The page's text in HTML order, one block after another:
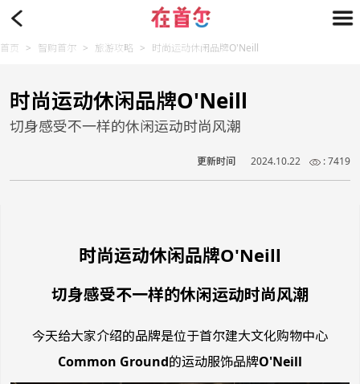
首页 > 智购首尔 > 旅游攻略 > 时尚运动休闲品牌O'Neill
时尚运动休闲品牌O'Neill
切身感受不一样的休闲运动时尚风潮
更新时间 2024.10.22 : 7419
时尚运动休闲品牌O'Neill
切身感受不一样的休闲运动时尚风潮
今天给大家介绍的品牌是位于首尔建大文化购物中心
Common Ground的运动服饰品牌O'Neill